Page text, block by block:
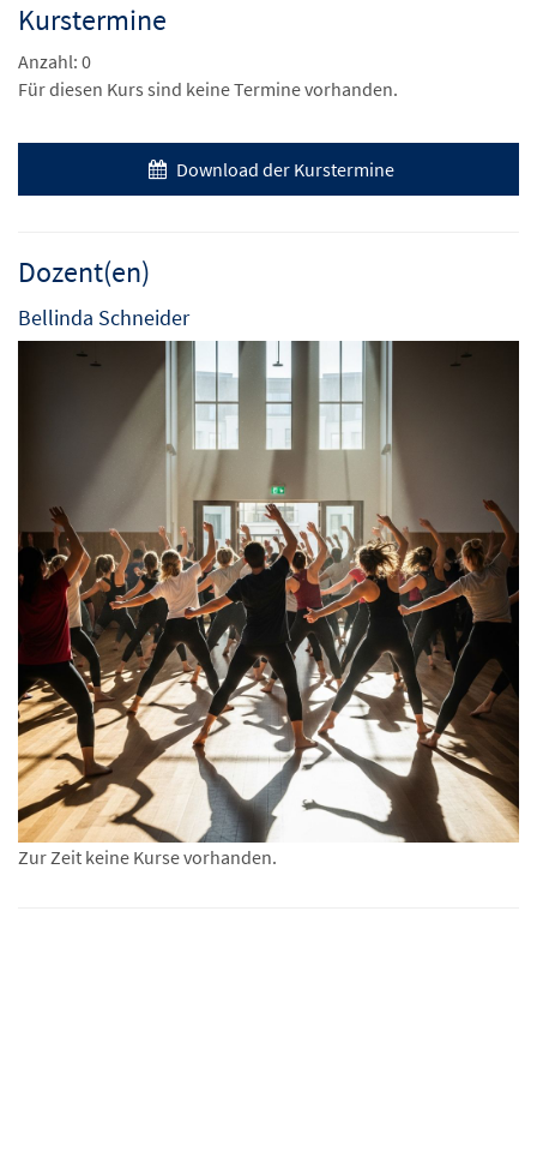
Kurstermine
Anzahl: 0
Für diesen Kurs sind keine Termine vorhanden.
Download der Kurstermine
Dozent(en)
Bellinda Schneider
Zur Zeit keine Kurse vorhanden.